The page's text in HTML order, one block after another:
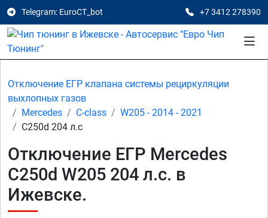
Telegram: EuroCT_bot +7 3412 278390
Отключение ЕГР клапана системы рециркуляции
выхлопных газов
Mercedes
C-class
W205 - 2014 - 2021
C250d 204 л.с
Отключение ЕГР Mercedes
C250d W205 204 л.с. в
Ижевске.